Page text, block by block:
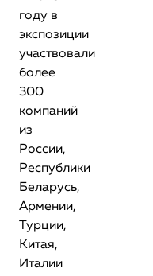
году в
экспозиции
участвовали
более
300
компаний
из
России,
Республики
Беларусь,
Армении,
Турции,
Китая,
Италии